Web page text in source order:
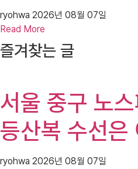
ryohwa 2026년 08월 07일
Read More
즐겨찾는 글
서울 중구 노
등산복 수선은
ryohwa 2026년 08월 07일